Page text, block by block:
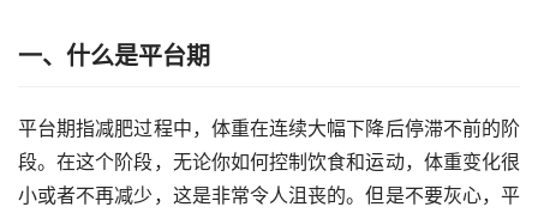
一、什么是平台期
平台期指减肥过程中，体重在连续大幅下降后停滞不前的阶
段。在这个阶段，无论你如何控制饮食和运动，体重变化很
小或者不再减少，这是非常令人沮丧的。但是不要灰心，平